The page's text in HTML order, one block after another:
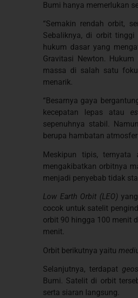
Bumi hanya memerlukan
“Semakin rendah orbit,
Sebaliknya, di orbit tinggi
hukum dasar yang
Gravitasi Newton.
massa di salah satu
menarik.
“Besarnya gaya
kecepatan lepas atau
sepenuhnya stabil.
berupa hambatan
Meskipun tipis,
mengakibatkan orbitnya
menjadi penyebab tidak
Low Earth Orbit (LEO)
cocok untuk satelit
orbit 90 hingga 100 menit
menit.
Orbit berikutnya yaitu
Selanjutnya, terdapat
Bumi. Satelit di orbit
serta siaran langsung.